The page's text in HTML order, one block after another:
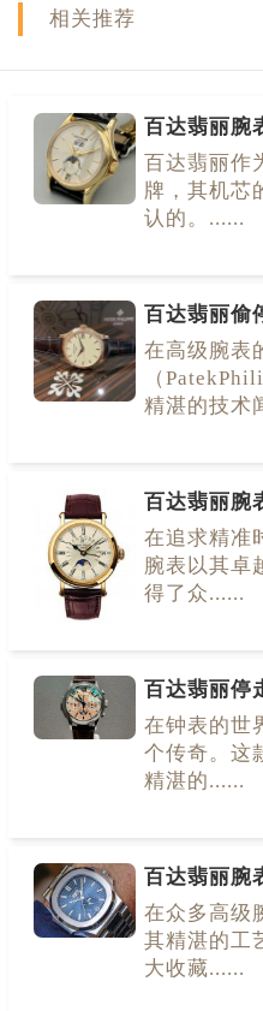
相关推荐
百达翡丽腕
百达翡丽作
牌，其机芯
认的。......
百达翡丽偷
在高级腕表
（
精湛的技术
百达翡丽腕
在追求精准
腕表以其卓
得了众......
百达翡丽停
在钟表的世
个传奇。这
精湛的......
百达翡丽腕
在众多高级
其精湛的工
大收藏......